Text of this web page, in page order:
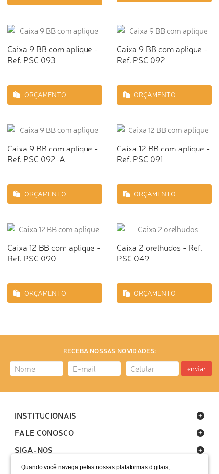
Quando você navega pelas nossas plataformas digitais,
Caixa 9 BB com aplique -
Ref. PSC 093
ORÇAMENTO
Caixa 9 BB com aplique -
Ref. PSC 092
ORÇAMENTO
Caixa 9 BB com aplique -
Ref. PSC 092-A
ORÇAMENTO
Caixa 12 BB com aplique -
Ref. PSC 091
ORÇAMENTO
Caixa 12 BB com aplique -
Ref. PSC 090
ORÇAMENTO
Caixa 2 orelhudos - Ref.
PSC 049
ORÇAMENTO
RECEBA NOSSAS NOVIDADES:
enviar
INSTITUCIONAIS
FALE CONOSCO
SIGA-NOS